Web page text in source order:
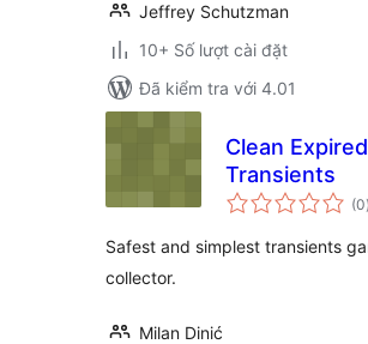
Jeffrey Schutzman
10+ Số lượt cài đặt
Đã kiểm tra với 4.01
Clean Expired
Transients
(0)
Safest and simplest transients
collector.
Milan Dinić